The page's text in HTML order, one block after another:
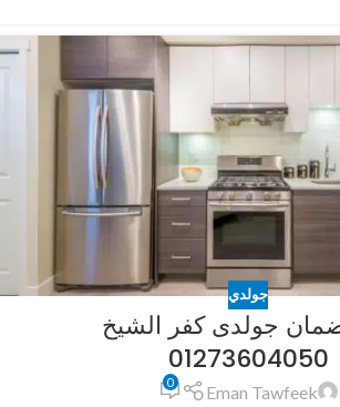
جولدي
جولدى كفر الشيخ
01273604050
Eman Tawfeek
0